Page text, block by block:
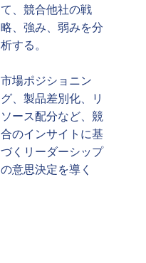
て、競合他社の戦
略、強み、弱みを分
析する。
市場ポジショニン
グ、製品差別化、リ
ソース配分など、競
合のインサイトに基
づくリーダーシップ
の意思決定を導く